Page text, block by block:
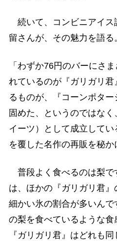
続いて、コンビニアイス
留さんが、その魅力を語る
「わずか76円のバーにさ
れているのが『ガリガリ
るものが、『コーンポタ
固めた、というのではな
イーツ）として成立して
を覆した名作の再販を秘か
普段よく食べるのは梨で
は、ほかの『ガリガリ君』
細かい氷の割合が多いん
の梨を食べているような食
『ガリガリ君』はどれも